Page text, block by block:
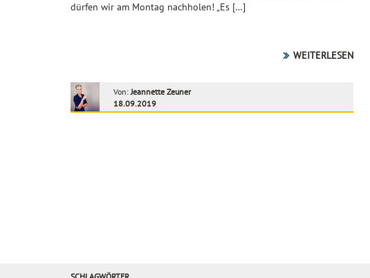
dürfen wir am Montag nachholen! „Es […]
WEITERLESEN
Von:Jeannette Zeuner
18.09.2019